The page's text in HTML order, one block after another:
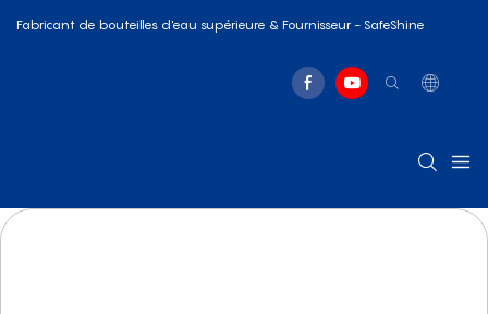
Fabricant de bouteilles d'eau supérieure & Fournisseur - SafeShine